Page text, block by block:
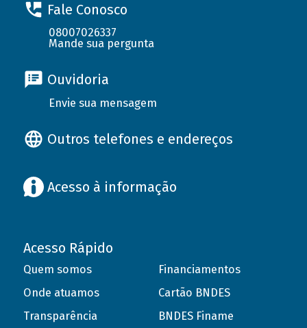
Fale Conosco
08007026337
Mande sua pergunta
Ouvidoria
Envie sua mensagem
Outros telefones e endereços
Acesso à informação
Acesso Rápido
Quem somos
Onde atuamos
Transparência
Financiamentos
Cartão BNDES
BNDES Finame